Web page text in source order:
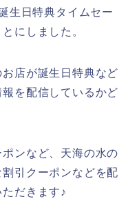
生日特典タイムセー
にしました。
店が誕生日特典など
を配信しているかど
ンなど、天海の水の
引クーポンなどを配
だきます♪